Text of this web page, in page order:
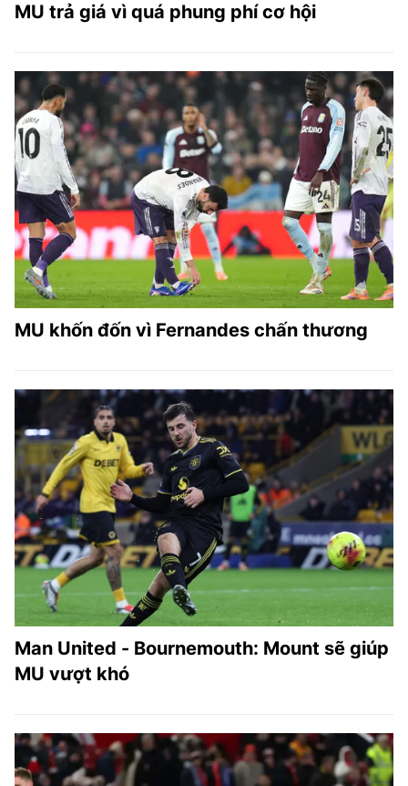
MU trả giá vì quá phung phí cơ hội
MU khốn đốn vì Fernandes chấn thương
Man United - Bournemouth: Mount sẽ giúp
MU vượt khó